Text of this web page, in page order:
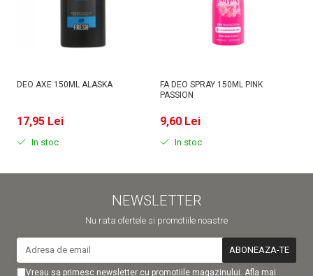
DEO AXE 150ML ALASKA
17,95 Lei
In stoc
FA DEO SPRAY 150ML PINK
PASSION
9,60 Lei
In stoc
NEWSLETTER
Nu rata ofertele si promotiile noastre
Vreau sa primesc newsletter cu promotiile magazinului. Afla mai